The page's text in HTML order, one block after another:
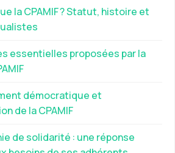
la CPAMIF ? Statut, histoire et
essentielles proposées par la
démocratique et
de la CPAMIF
de solidarité : une réponse